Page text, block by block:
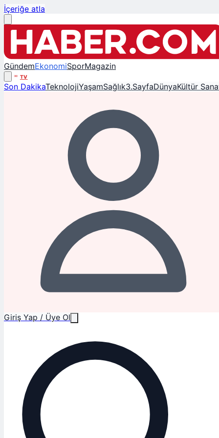
İçeriğe atla
GündemEkonomiSporMagazin
TV
Son DakikaTeknolojiYaşamSağlık3.SayfaDünyaKültür
Giriş Yap / Üye Ol